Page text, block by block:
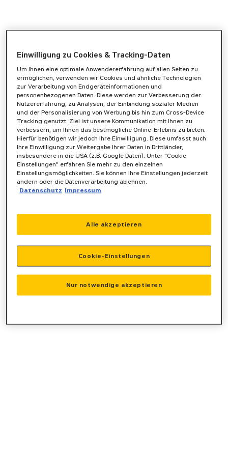
Application error: aclient-side exception has occurred while
www.zeppelin-powersystems.com
Einwilligung zu Cookies & Tracking-Daten
Um Ihnen eine optimale Anwendererfahrung auf allen Seiten zu
ermöglichen, verwenden wir Cookies und ähnliche Technologien
zur Verarbeitung von Endgeräteinformationen und
personenbezogenen Daten. Diese werden zur Verbesserung der
Nutzererfahrung, zu Analysen, der Einbindung sozialer Medien
und der Personalisierung von Werbung bis hin zum Cross-Device
Tracking genutzt. Ziel ist unsere Kommunikation mit Ihnen zu
verbessern, um Ihnen das bestmögliche Online-Erlebnis zu bieten.
Hierfür benötigen wir jedoch Ihre Einwilligung. Diese umfasst auch
Ihre Einwilligung zur Weitergabe Ihrer Daten in Drittländer,
insbesondere in die USA (z.B. Google Daten). Unter "Cookie
Einstellungen" erfahren Sie mehr zu den einzelnen
Einstellungsmöglichkeiten. Sie können Ihre Einstellungen jederzeit
ändern oder die Datenverarbeitung ablehnen.
Datenschutz Impressum
Nur notwendige akzeptieren
Alle akzeptieren
Cookie-Einstellungen